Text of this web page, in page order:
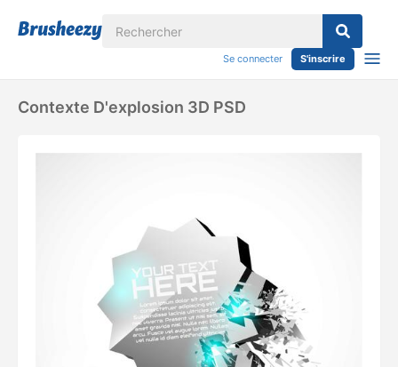
Se connecter S'inscrire
Contexte D'explosion 3D PSD